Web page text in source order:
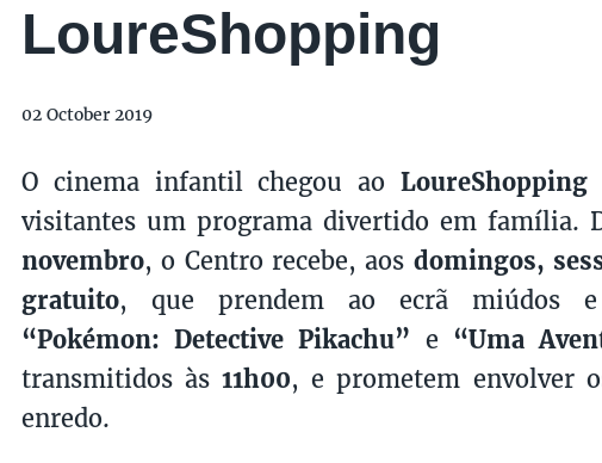
LoureShopping
02 October 2019
O cinema infantil chegou ao LoureShopping
visitantes um programa divertido em família.
novembro, o Centro recebe, aos domingos,
gratuito, que prendem ao ecrã miúdos
“Pokémon: Detective Pikachu” e “Uma
transmitidos às11h00, e prometem envolver
enredo.